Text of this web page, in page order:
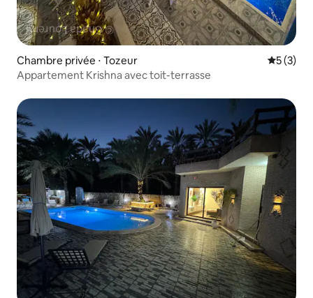
Chambre privée ⋅ Tozeur
5 (3)
Appartement Krishna avec toit-terrasse